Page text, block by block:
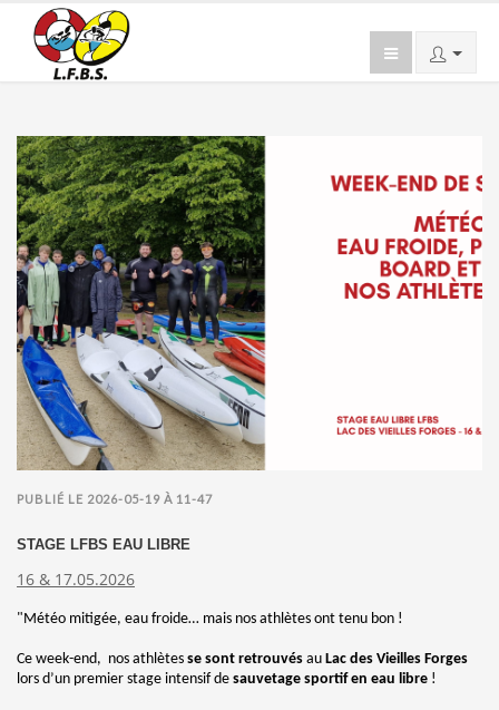
PUBLIÉ LE 2026-05-19 À 11-47
STAGE LFBS EAU LIBRE
16 & 17.05.2026
"Météo mitigée, eau froide… mais nos athlètes ont tenu bon !
Ce week-end, nos athlètes se sont retrouvés au Lac des Vieilles Forges
lors d’un premier stage intensif de sauvetage sportif en eau libre !